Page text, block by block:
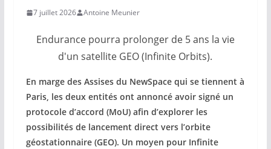
7 juillet 2026 Antoine Meunier
Endurance pourra prolonger de 5 ans la vie
d'un satellite GEO (Infinite Orbits).
En marge des Assises du NewSpace qui se tiennent à
Paris, les deux entités ont annoncé avoir signé un
protocole d’accord (MoU) afin d’explorer les
possibilités de lancement direct vers l’orbite
géostationnaire (GEO). Un moyen pour Infinite